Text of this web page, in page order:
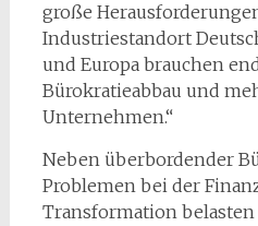
große
Industriestandort
und Europa brauchen
Bürokratieabbau und
Unternehmen.“
Neben überbordender
Problemen bei der
Transformation